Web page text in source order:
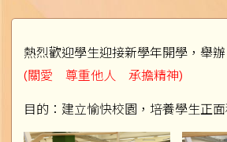
熱烈歡迎學生迎接新學年開學，舉辦
(關愛 尊重他人 承擔精神)
目的：建立愉快校園，培養學生正